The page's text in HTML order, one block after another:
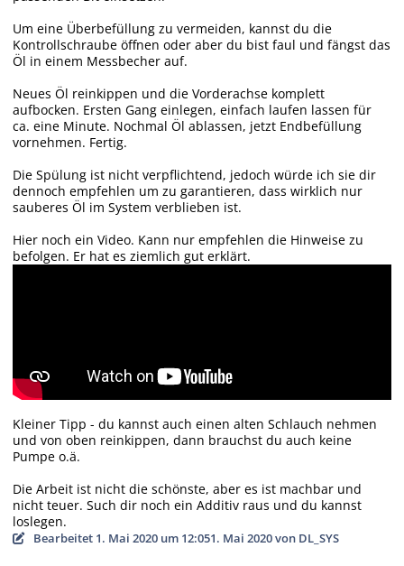
Um eine Überbefüllung zu vermeiden, kannst du die
Kontrollschraube öffnen oder aber du bist faul und fängst das
Öl in einem Messbecher auf.
Neues Öl reinkippen und die Vorderachse komplett
aufbocken. Ersten Gang einlegen, einfach laufen lassen für
ca. eine Minute. Nochmal Öl ablassen, jetzt Endbefüllung
vornehmen. Fertig.
Die Spülung ist nicht verpflichtend, jedoch würde ich sie dir
dennoch empfehlen um zu garantieren, dass wirklich nur
sauberes Öl im System verblieben ist.
Hier noch ein Video. Kann nur empfehlen die Hinweise zu
befolgen. Er hat es ziemlich gut erklärt.
Kleiner Tipp - du kannst auch einen alten Schlauch nehmen
und von oben reinkippen, dann brauchst du auch keine
Pumpe o.ä.
Die Arbeit ist nicht die schönste, aber es ist machbar und
nicht teuer. Such dir noch ein Additiv raus und du kannst
loslegen.
Bearbeitet 1. Mai 2020 um 12:051. Mai 2020von DL_SYS